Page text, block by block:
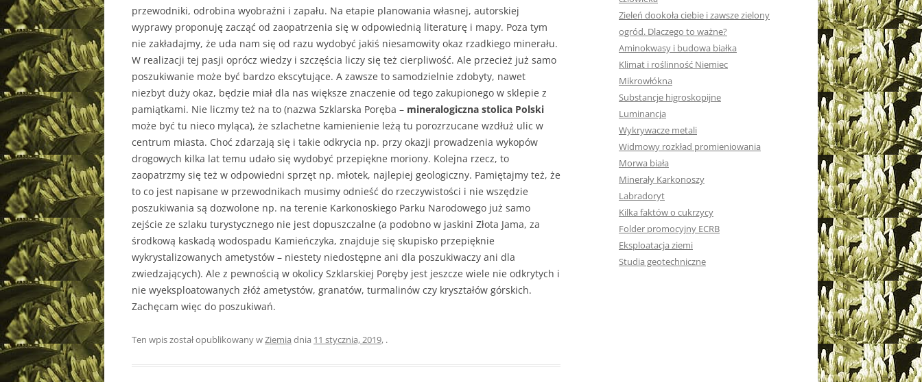
przewodniki, odrobina wyobraźni i zapału. Na etapie planowania własnej, autorskiej
wyprawy proponuję zacząć od zaopatrzenia się w odpowiednią literaturę i mapy. Poza tym
nie zakładajmy, że uda nam się od razu wydobyć jakiś niesamowity okaz rzadkiego minerału.
W realizacji tej pasji oprócz wiedzy i szczęścia liczy się też cierpliwość. Ale przecież już samo
poszukiwanie może być bardzo ekscytujące. A zawsze to samodzielnie zdobyty, nawet
niezbyt duży okaz, będzie miał dla nas większe znaczenie od tego zakupionego w sklepie z
pamiątkami. Nie liczmy też na to (nazwa Szklarska Poręba – mineralogiczna stolica Polski
może być tu nieco myląca), że szlachetne kamienienie leżą tu porozrzucane wzdłuż ulic w
centrum miasta. Choć zdarzają się i takie odkrycia np. przy okazji prowadzenia wykopów
drogowych kilka lat temu udało się wydobyć przepiękne moriony. Kolejna rzecz, to
zaopatrzmy się też w odpowiedni sprzęt np. młotek, najlepiej geologiczny. Pamiętajmy też, że
to co jest napisane w przewodnikach musimy odnieść do rzeczywistości i nie wszędzie
poszukiwania są dozwolone np. na terenie Karkonoskiego Parku Narodowego już samo
zejście ze szlaku turystycznego nie jest dopuszczalne (a podobno w jaskini Złota Jama, za
środkową kaskadą wodospadu Kamieńczyka, znajduje się skupisko przepięknie
wykrystalizowanych ametystów – niestety niedostępne ani dla poszukiwaczy ani dla
zwiedzających). Ale z pewnością w okolicy Szklarskiej Poręby jest jeszcze wiele nie odkrytych i
nie wyeksploatowanych złóż ametystów, granatów, turmalinów czy kryształów górskich.
Zachęcam więc do poszukiwań.
Ten wpis został opublikowany wZiemia dnia 11 stycznia, 2019, .
Zieleń dookoła ciebie i zawsze zielony
ogród. Dlaczego to ważne?
Aminokwasy i budowa białka
Klimat i roślinność Niemiec
Mikrowłókna
Substancje higroskopijne
Luminancja
Wykrywacze metali
Widmowy rozkład promieniowania
Morwa biała
Minerały Karkonoszy
Labradoryt
Kilka faktów o cukrzycy
Folder promocyjny ECRB
Eksploatacja ziemi
Studia geotechniczne